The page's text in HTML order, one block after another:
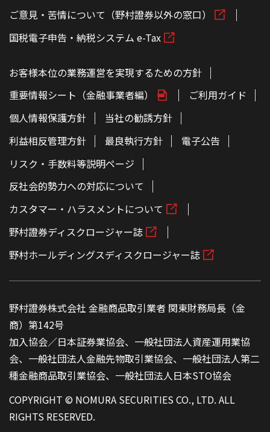
ご意見・苦情について（野村證券以外の窓口）
国税電子申告・納税システム e-Tax
お客様本位の業務運営を実現するための方針
重要情報シート（金融事業者編）
ご利用ガイド
個人情報保護方針
当社の勧誘方針
利益相反管理方針
最良執行方針
電子公告
リスク・手数料等説明ページ
反社会的勢力への対応について
カスタマー・ハラスメントについて
野村證券ディスクロージャー誌
野村ホールディングスディスクロージャー誌
野村證券株式会社 金融商品取引業者 関東財務局長（金
商）第142号
加入協会／日本証券業協会、一般社団法人資産運用業協
会、一般社団法人金融先物取引業協会、一般社団法人第二
種金融商品取引業協会、一般社団法人日本STO協会
COPYRIGHT © NOMURA SECURITIES CO., LTD. ALL
RIGHTS RESERVED.